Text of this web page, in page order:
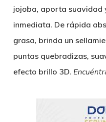
jojoba, aporta suavidad
inmediata. De rápida
grasa, brinda un
puntas quebradizas,
efecto brillo 3D.